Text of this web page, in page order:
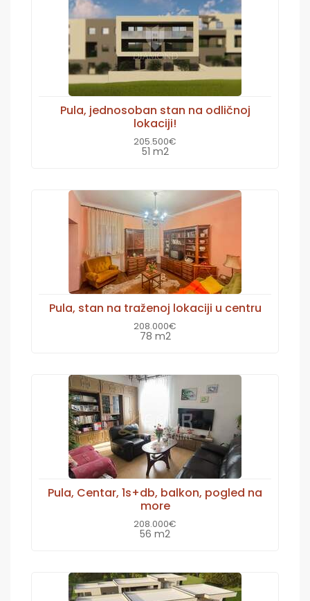
Pula, jednosoban stan na odličnoj
lokaciji!
205.500€
51 m2
Pula, stan na traženoj lokaciji u centru
208.000€
78 m2
Pula, Centar, 1s+db, balkon, pogled na
more
208.000€
56 m2